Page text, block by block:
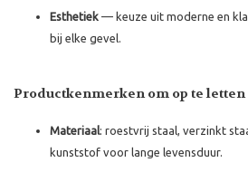
Esthetiek — keuze uit moderne en
bij elke gevel.
Productkenmerken om op te letten
Materiaal: roestvrij staal, verzinkt
kunststof voor lange levensduur.